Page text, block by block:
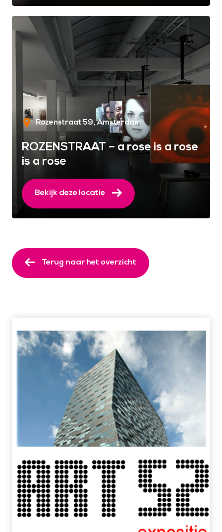
Rozenstraat 59 Amsterdam
ROZENSTRAAT – a rose is a rose
is a rose
Bekijk deze locatie
Terug naar het overzicht